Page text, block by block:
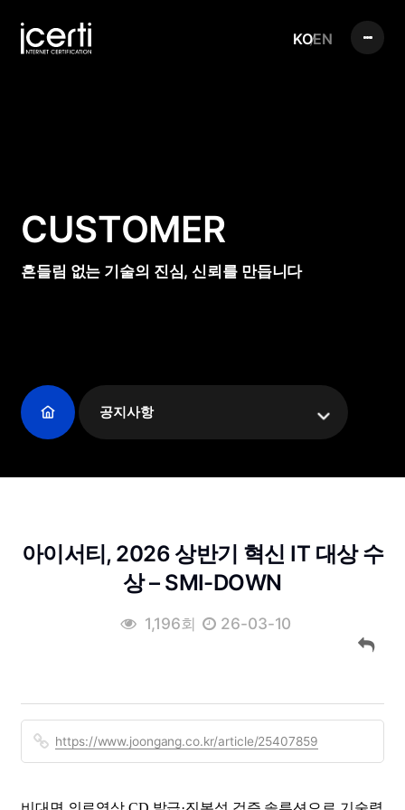
KOEN
CUSTOMER
흔들림 없는 기술의 진심, 신뢰를 만듭니다
공지사항
아이서티, 2026 상반기 혁신 IT 대상 수
상 – SMI-DOWN
1,196회 26-03-10
https://www.joongang.co.kr/article/25407859